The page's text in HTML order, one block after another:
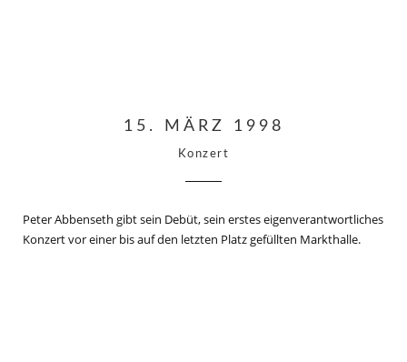
15. MÄRZ 1998
Konzert
Peter Abbenseth gibt sein Debüt, sein erstes eigenverantwortliches
Konzert vor einer bis auf den letzten Platz gefüllten Markthalle.